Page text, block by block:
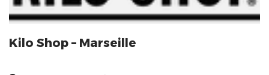
Kilo Shop – Marseille